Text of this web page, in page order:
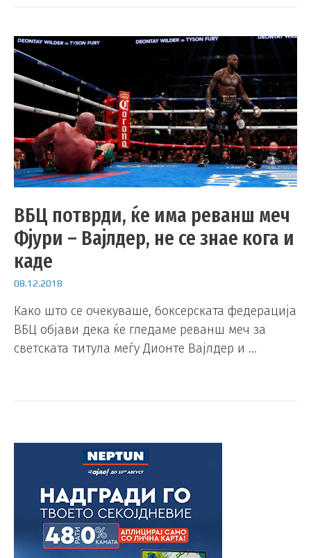
ВБЦ потврди, ќе има реванш меч
Фјури – Вајлдер, не се знае кога и
каде
08.12.2018
Како што се очекуваше, боксерската федерација
ВБЦ објави дека ќе гледаме реванш меч за
светската титула меѓу Дионте Вајлдер и …